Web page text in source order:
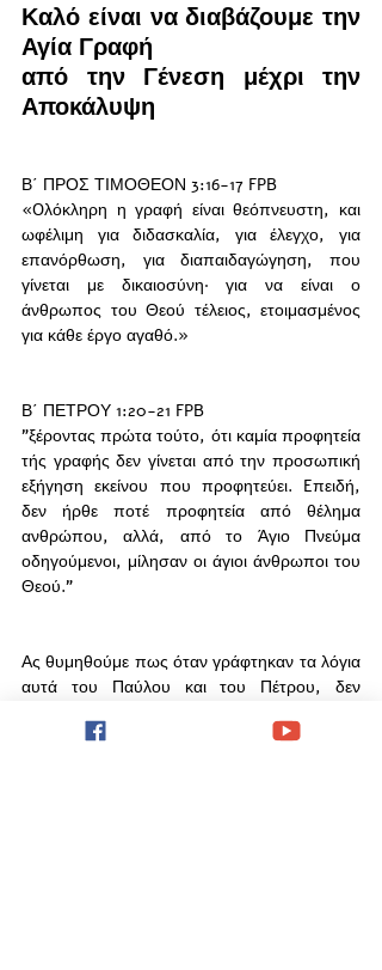
Καλό είναι να διαβάζουμε την
Αγία Γραφή
από την Γένεση μέχρι την
Αποκάλυψη
Β΄ ΠΡΟΣ ΤΙΜΟΘΕΟΝ 3:16-17 FPB
«Oλόκληρη η γραφή είναι θεόπνευστη, και
ωφέλιμη για διδασκαλία, για έλεγχο, για
επανόρθωση, για διαπαιδαγώγηση, που
γίνεται με δικαιοσύνη· για να είναι ο
άνθρωπος του Θεού τέλειος, ετοιμασμένος
για κάθε έργο αγαθό.»
Β΄ ΠΕΤΡΟΥ 1:20-21 FPB
"ξέροντας πρώτα τούτο, ότι καμία προφητεία
τής γραφής δεν γίνεται από την προσωπική
εξήγηση εκείνου που προφητεύει. Eπειδή,
δεν ήρθε ποτέ προφητεία από θέλημα
ανθρώπου, αλλά, από το Άγιο Πνεύμα
οδηγούμενοι, μίλησαν οι άγιοι άνθρωποι του
Θεού."
Ας θυμηθούμε πως όταν γράφτηκαν τα λόγια
αυτά του Παύλου και του Πέτρου, δεν
Διαθήκης.